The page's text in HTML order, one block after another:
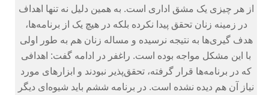
از هر چیزی یک مشق اداری است. به همین دلیل نه تنها اهداف
در زمینه زنان تحقق پیدا نکرده بلکه در هیچ یک از برنامه‌ها،
هدف گیری‌ها به نتیجه نرسیده و مساله زنان هم به طور اولی
با این مشکل مواجه بوده است.‏ راغفر در ادامه گفت: اهدافی
که در برنامه‌ها قرار گرفته، تحقق‌پذیر نبودند و ابزارهای مورد
نیاز آن هم دیده نشده است. در برنامه ششم باید شیوه‌ای دیگر